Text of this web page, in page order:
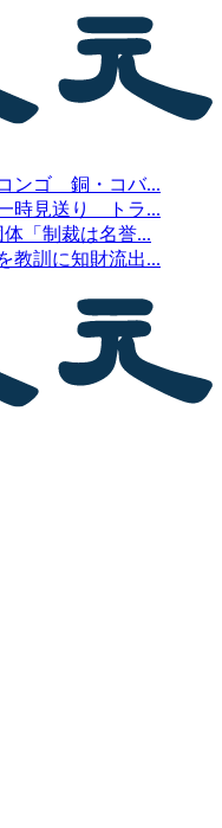
ンゴ 銅・コバ...
時見送り トラ...
「制裁は名誉...
教訓に知財流出...